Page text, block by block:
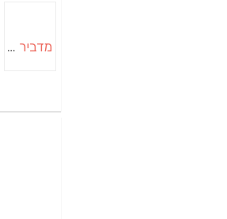
מדביר בבאר שבע | הדברה בבאר שבע | יוגב הדברות